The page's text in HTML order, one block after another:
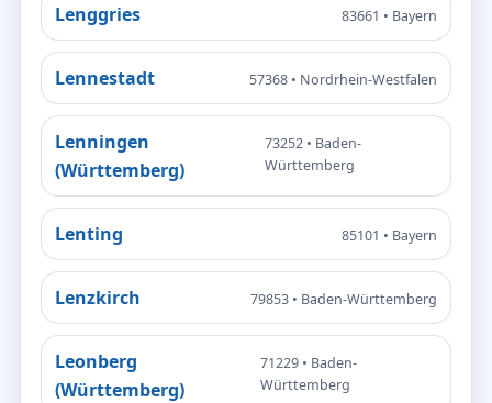
Lenggries 83661 • Bayern
Lennestadt 57368 • Nordrhein-Westfalen
Lenningen
(Württemberg)
73252 • Baden-
Württemberg
Lenting 85101 • Bayern
Lenzkirch 79853 • Baden-Württemberg
Leonberg
(Württemberg)
71229 • Baden-
Württemberg